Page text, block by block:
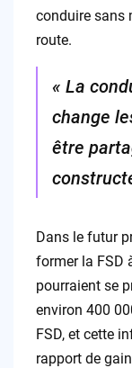
conduire sans
route.
« La
change
être
Dans le futur
former la FSD
pourraient se
environ 400
FSD, et cette
rapport de